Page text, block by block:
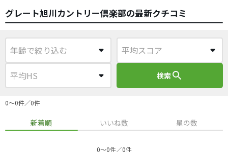
グレート旭川カントリー倶楽部の最新クチコミ
検索search
0〜0件／0件
新着順 いいね数 星の数
0〜0件／0件